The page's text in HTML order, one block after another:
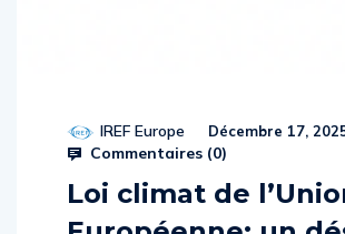
IREF Europe Décembre 17, 2025
Loi climat de l’Union